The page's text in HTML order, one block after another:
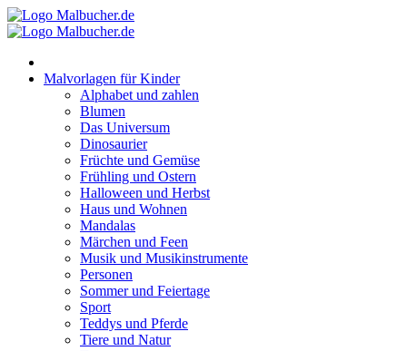
Zum
Inhalt
Malvorlagen für Kinder
Alphabet und zahlen
Blumen
Das Universum
Dinosaurier
Früchte und Gemüse
Frühling und Ostern
Halloween und Herbst
Haus und Wohnen
Mandalas
Märchen und Feen
Musik und Musikinstrumente
Personen
Sommer und Feiertage
Sport
Teddys und Pferde
Tiere und Natur